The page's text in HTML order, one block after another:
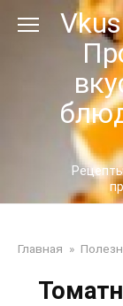
Главная »